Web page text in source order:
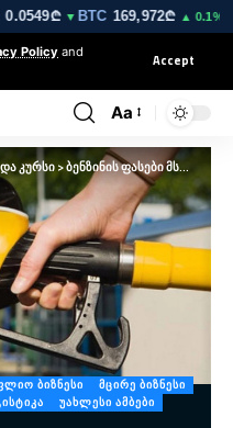
▼BTC169,972₾▲ 0.1%ETH
Policy and
Accept
Aa
კურსი>ბენზინის ფასები მსოფლიოში – საქართველო 124 ქვეყანას შორის 81-ე ადგილზე
ᲑᲘᲖᲜᲔᲡᲘ
ᲛᲪᲘᲠᲔ ᲑᲘᲖᲜᲔᲡᲘ
ᲣᲐᲮᲚᲔᲡᲘ ᲐᲛᲑᲔᲑᲘ